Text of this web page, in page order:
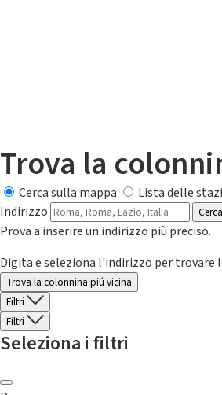
Trova la
Cerca sulla mappa
Lista delle
Indirizzo
Cerca
Prova a inserire un indirizzo più preciso.
Digita e seleziona l'indirizzo per trovare
Trova la colonnina piú vicina
Filtri
Filtri
Seleziona i filtri